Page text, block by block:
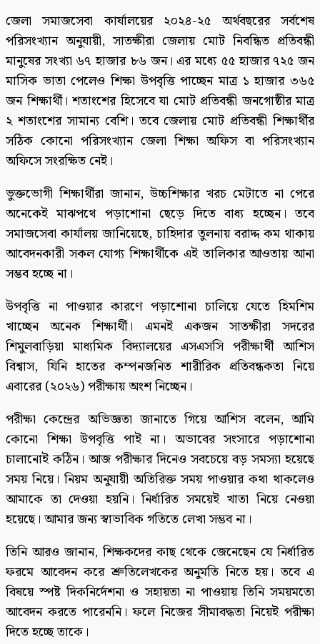
জেলা সমাজসেবা কার্যালয়ের ২০২৪-২৫ অর্থবছরের সর্বশেষ
পরিসংখ্যান অনুযায়ী, সাতক্ষীরা জেলায় মোট নিবন্ধিত প্রতিবন্ধী
মানুষের সংখ্যা ৬৭ হাজার ৮৬ জন। এর মধ্যে ৫৫ হাজার ৭২৫ জন
মাসিক ভাতা পেলেও শিক্ষা উপবৃত্তি পাচ্ছেন মাত্র ১ হাজার ৩৬৫
জন শিক্ষার্থী। শতাংশের হিসেবে যা মোট প্রতিবন্ধী জনগোষ্ঠীর মাত্র
২ শতাংশের সামান্য বেশি। তবে জেলায় মোট প্রতিবন্ধী শিক্ষার্থীর
সঠিক কোনো পরিসংখ্যান জেলা শিক্ষা অফিস বা পরিসংখ্যান
অফিসে সংরক্ষিত নেই।
ভুক্তভোগী শিক্ষার্থীরা জানান, উচ্চশিক্ষার খরচ মেটাতে না পেরে
অনেকেই মাঝপথে পড়াশোনা ছেড়ে দিতে বাধ্য হচ্ছেন। তবে
সমাজসেবা কার্যালয় জানিয়েছে, চাহিদার তুলনায় বরাদ্দ কম থাকায়
আবেদনকারী সকল যোগ্য শিক্ষার্থীকে এই তালিকার আওতায় আনা
সম্ভব হচ্ছে না।
উপবৃত্তি না পাওয়ার কারণে পড়াশোনা চালিয়ে যেতে হিমশিম
খাচ্ছেন অনেক শিক্ষার্থী। এমনই একজন সাতক্ষীরা সদরের
শিমুলবাড়িয়া মাধ্যমিক বিদ্যালয়ের এসএসসি পরীক্ষার্থী আশিস
বিশ্বাস, যিনি হাতের কম্পনজনিত শারীরিক প্রতিবন্ধকতা নিয়ে
এবারের (২০২৬) পরীক্ষায় অংশ নিচ্ছেন।
পরীক্ষা কেন্দ্রের অভিজ্ঞতা জানাতে গিয়ে আশিস বলেন, আমি
কোনো শিক্ষা উপবৃত্তি পাই না। অভাবের সংসারে পড়াশোনা
চালানোই কঠিন। আজ পরীক্ষার দিনেও সবচেয়ে বড় সমস্যা হয়েছে
সময় নিয়ে। নিয়ম অনুযায়ী অতিরিক্ত সময় পাওয়ার কথা থাকলেও
আমাকে তা দেওয়া হয়নি। নির্ধারিত সময়েই খাতা নিয়ে নেওয়া
হয়েছে। আমার জন্য স্বাভাবিক গতিতে লেখা সম্ভব না।
তিনি আরও জানান, শিক্ষকদের কাছ থেকে জেনেছেন যে নির্ধারিত
ফরমে আবেদন করে শ্রুতিলেখকের অনুমতি নিতে হয়। তবে এ
বিষয়ে স্পষ্ট দিকনির্দেশনা ও সহায়তা না পাওয়ায় তিনি সময়মতো
আবেদন করতে পারেননি। ফলে নিজের সীমাবদ্ধতা নিয়েই পরীক্ষা
দিতে হচ্ছে তাকে।